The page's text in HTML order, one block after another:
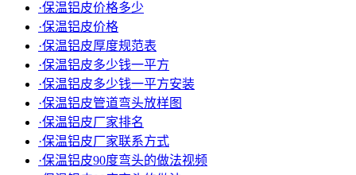
·保温铝皮价格多少
·保温铝皮价格
·保温铝皮厚度规范表
·保温铝皮多少钱一平方
·保温铝皮多少钱一平方安装
·保温铝皮管道弯头放样图
·保温铝皮厂家排名
·保温铝皮厂家联系方式
·保温铝皮90度弯头的做法视频